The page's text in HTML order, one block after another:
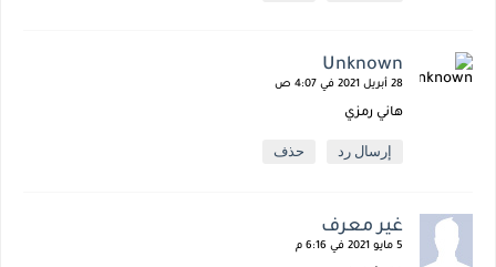
Unknown
28 أبريل 2021 في 4:07 ص
هاني رمزي
إرسال رد حذف
غير معرف
5 مايو 2021 في 6:16 م